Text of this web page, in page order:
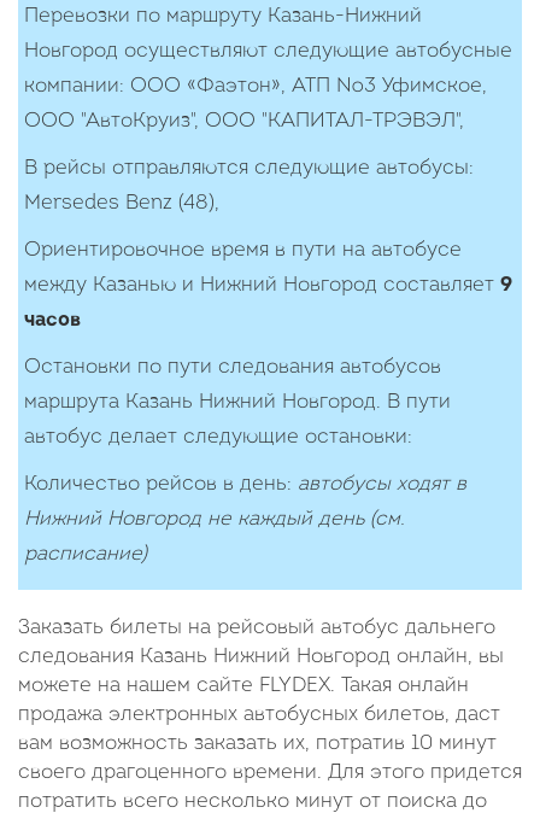
Перевозки по маршруту Казань-Нижний
Новгород осуществляют следующие автобусные
компании: ООО «Фаэтон», АТП №3 Уфимское,
ООО "АвтоКруиз", ООО "КАПИТАЛ-ТРЭВЭЛ",
В рейсы отправляются следующие автобусы:
Мersedes Benz (48),
Ориентировочное время в пути на автобусе
между Казанью и Нижний Новгород составляет 9
часов
Остановки по пути следования автобусов
маршрута Казань Нижний Новгород. В пути
автобус делает следующие остановки:
Количество рейcов в день: автобусы ходят в
Нижний Новгород не каждый день (см.
расписание)
Заказать билеты на рейсовый автобус дальнего
следования Казань Нижний Новгород онлайн, вы
можете на нашем сайте FLYDEX. Такая онлайн
продажа электронных автобусных билетов, даст
вам возможность заказать их, потратив 10 минут
своего драгоценного времени. Для этого придется
потратить всего несколько минут от поиска до